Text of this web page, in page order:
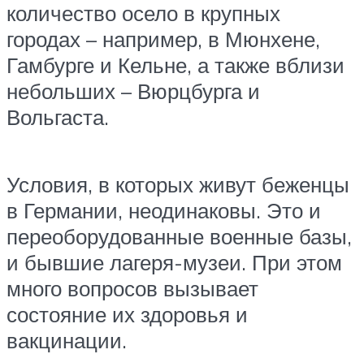
количество осело в крупных
городах – например, в Мюнхене,
Гамбурге и Кельне, а также вблизи
небольших – Вюрцбурга и
Вольгаста.
Условия, в которых живут беженцы
в Германии, неодинаковы. Это и
переоборудованные военные базы,
и бывшие лагеря-музеи. При этом
много вопросов вызывает
состояние их здоровья и
вакцинации.